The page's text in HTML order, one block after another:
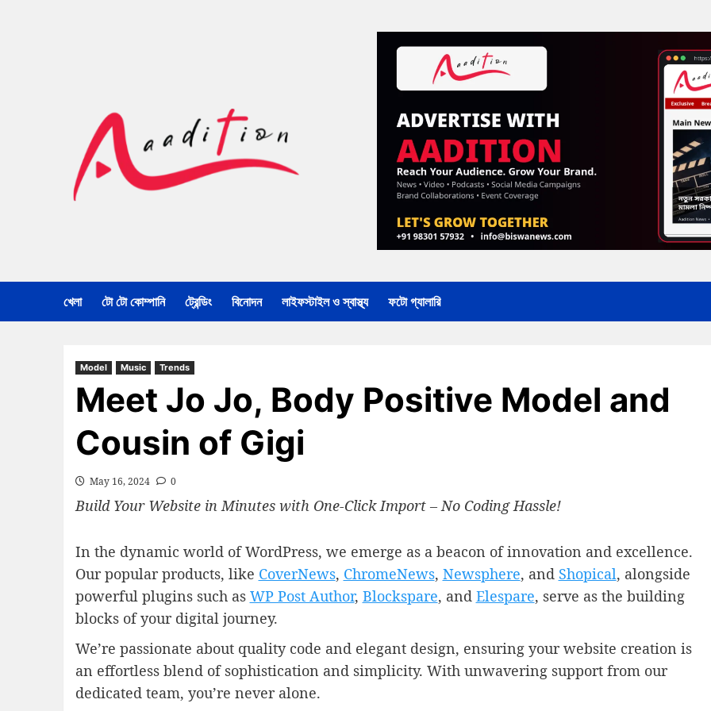
খেলা টো টো কোম্পানি ট্রেন্ডিং বিনোদন লাইফস্টাইল ও স্বাস্থ্য ফটো গ্যালারি
Model Music Trends
Meet Jo Jo, Body Positive Model and
Cousin of Gigi
May 16, 2024 0
Build Your Website in Minutes with One-Click Import – No Coding Hassle!
In the dynamic world of WordPress, we emerge as a beacon of innovation and excellence.
Our popular products, like CoverNews, ChromeNews, Newsphere, and Shopical, alongside
powerful plugins such as WP Post Author, Blockspare, and Elespare, serve as the building
blocks of your digital journey.
We’re passionate about quality code and elegant design, ensuring your website creation is
an effortless blend of sophistication and simplicity. With unwavering support from our
dedicated team, you’re never alone.